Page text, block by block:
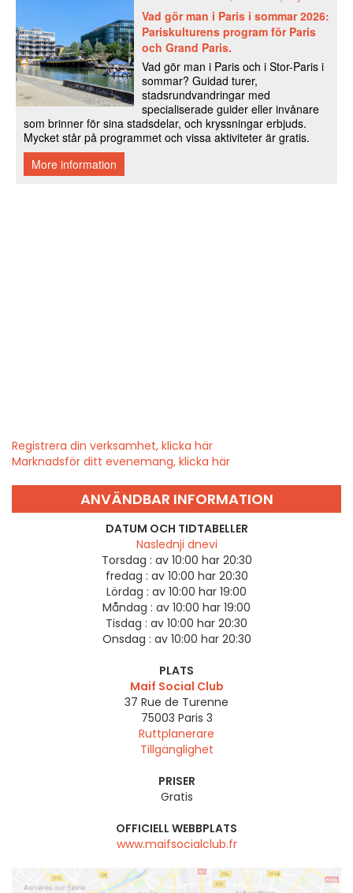
Registrera din verksamhet, klicka här
Marknadsför ditt evenemang, klicka här
ANVÄNDBAR INFORMATION
DATUM OCH TIDTABELLER
Naslednji dnevi
Torsdag : av 10:00 har 20:30
fredag : av 10:00 har 20:30
Lördag : av 10:00 har 19:00
Måndag : av 10:00 har 19:00
Tisdag : av 10:00 har 20:30
Onsdag : av 10:00 har 20:30
PLATS
Maif Social Club
37 Rue de Turenne
75003 Paris 3
Ruttplanerare
Tillgänglighet
PRISER
Gratis
OFFICIELL WEBBPLATS
www.maifsocialclub.fr